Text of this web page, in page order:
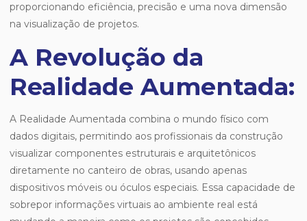
proporcionando eficiência, precisão e uma nova dimensão
na visualização de projetos.
A Revolução da
Realidade Aumentada:
A Realidade Aumentada combina o mundo físico com
dados digitais, permitindo aos profissionais da construção
visualizar componentes estruturais e arquitetônicos
diretamente no canteiro de obras, usando apenas
dispositivos móveis ou óculos especiais. Essa capacidade de
sobrepor informações virtuais ao ambiente real está